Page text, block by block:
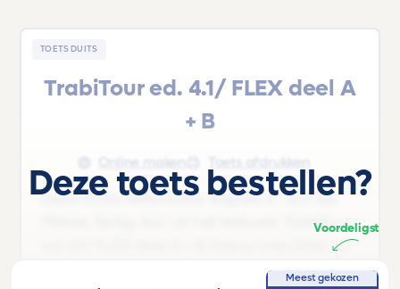
TOETS DUITS
TrabiTour ed. 4.1/ FLEX deel A
+ B
Online maken Toets afdrukken
Deze Duits oefentoets 'Kapitel 4 - Auf die
Plätze, fertig, los!' uit het lesboek 'TrabiTour
ed. 4.1/ FLEX deel A + B |Havo/vwo |Klas 1-2
4.1' is voor leerlingen uit Klas 1-2 van
Deze toets bestellen?
Meest gekozen
Voordeligst